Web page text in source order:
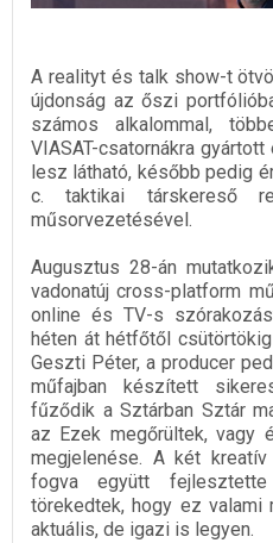
A realityt és talk show-t
újdonság az őszi
számos alkalommal,
VIASAT-csatornákra
lesz látható, később pedig
c. taktikai társkereső
műsorvezetésével.
Augusztus 28-án
vadonatúj cross-platform
online és TV-s
héten át hétfőtől
Geszti Péter, a producer
műfajban készített
fűződik a Sztárban Sztár
az Ezek megőrültek, vagy
megjelenése. A két
fogva együtt
törekedtek, hogy ez valami
aktuális, de igazi is legyen.